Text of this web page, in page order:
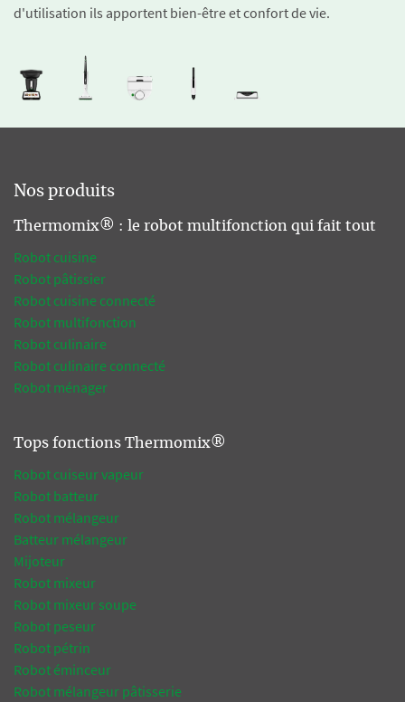
d'utilisation ils apportent bien-être et confort de vie.
Nos produits
Thermomix® : le robot multifonction qui fait tout
Robot cuisine
Robot pâtissier
Robot cuisine connecté
Robot multifonction
Robot culinaire
Robot culinaire connecté
Robot ménager
Tops fonctions Thermomix®
Robot cuiseur vapeur
Robot batteur
Robot mélangeur
Batteur mélangeur
Mijoteur
Robot mixeur
Robot mixeur soupe
Robot peseur
Robot pétrin
Robot éminceur
Robot mélangeur pâtisserie